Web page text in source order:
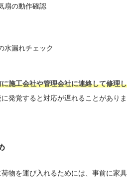
扇の動作確認
水漏れチェック
施工会社や管理会社に連絡して修理し
に発覚すると対応が遅れることがありま
物を運び入れるためには、事前に家具